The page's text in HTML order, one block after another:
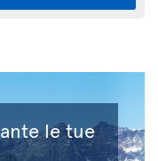
le tue